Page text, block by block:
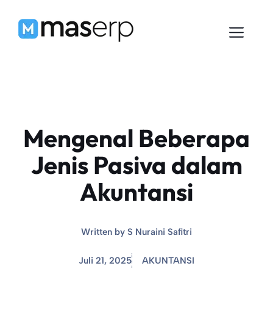
Mengenal Beberapa
Jenis Pasiva dalam
Akuntansi
Written by S Nuraini Safitri
Juli 21, 2025 AKUNTANSI